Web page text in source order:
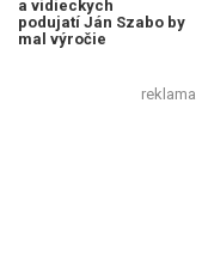
a vidieckych
podujatí Ján Szabo by
mal výročie
reklama